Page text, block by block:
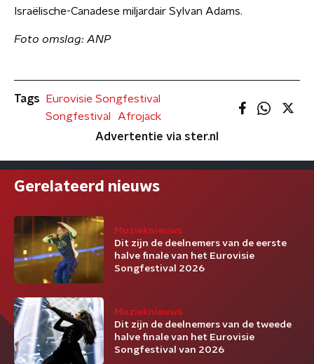
Israëlische-Canadese miljardair Sylvan Adams.
Foto omslag: ANP
Tags
Eurovisie Songfestival
Songfestival
Afrojack
Advertentie via ster.nl
Gerelateerd nieuws
Muzieknieuws
Dit zijn de deelnemers van de eerste
halve finale van het Eurovisie
Songfestival 2026
Muzieknieuws
Dit zijn de deelnemers van de tweede
halve finale van het Eurovisie
Songfestival van 2026